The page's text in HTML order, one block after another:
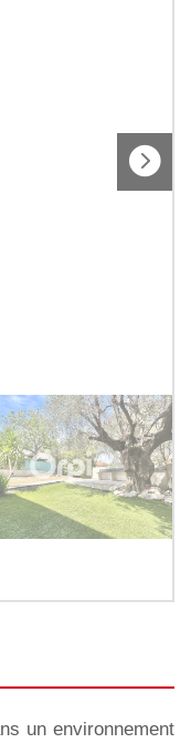
un environnement